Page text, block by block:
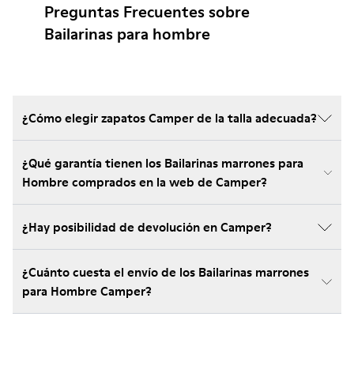
Preguntas Frecuentes sobre
Bailarinas para hombre
¿Cómo elegir zapatos Camper de la talla adecuada?
¿Qué garantía tienen los Bailarinas marrones para
Hombre comprados en la web de Camper?
¿Hay posibilidad de devolución en Camper?
¿Cuánto cuesta el envío de los Bailarinas marrones
para Hombre Camper?